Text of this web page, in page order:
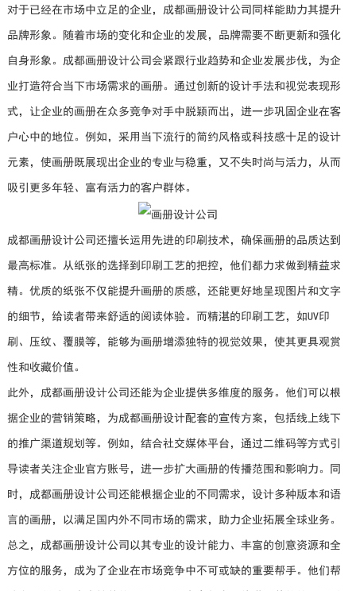
对于已经在市场中立足的企业，成都画册设计公司同样能助力其提升
品牌形象。随着市场的变化和企业的发展，品牌需要不断更新和强化
自身形象。成都画册设计公司会紧跟行业趋势和企业发展步伐，为企
业打造符合当下市场需求的画册。通过创新的设计手法和视觉表现形
式，让企业的画册在众多竞争对手中脱颖而出，进一步巩固企业在客
户心中的地位。例如，采用当下流行的简约风格或科技感十足的设计
元素，使画册既展现出企业的专业与稳重，又不失时尚与活力，从而
吸引更多年轻、富有活力的客户群体。
成都画册设计公司还擅长运用先进的印刷技术，确保画册的品质达到
最高标准。从纸张的选择到印刷工艺的把控，他们都力求做到精益求
精。优质的纸张不仅能提升画册的质感，还能更好地呈现图片和文字
的细节，给读者带来舒适的阅读体验。而精湛的印刷工艺，如UV印
刷、压纹、覆膜等，能够为画册增添独特的视觉效果，使其更具观赏
性和收藏价值。
此外，成都画册设计公司还能为企业提供多维度的服务。他们可以根
据企业的营销策略，为成都画册设计配套的宣传方案，包括线上线下
的推广渠道规划等。例如，结合社交媒体平台，通过二维码等方式引
导读者关注企业官方账号，进一步扩大画册的传播范围和影响力。同
时，成都画册设计公司还能根据企业的不同需求，设计多种版本和语
言的画册，以满足国内外不同市场的需求，助力企业拓展全球业务。
总之，成都画册设计公司以其专业的设计能力、丰富的创意资源和全
方位的服务，成为了企业在市场竞争中不可或缺的重要帮手。他们帮